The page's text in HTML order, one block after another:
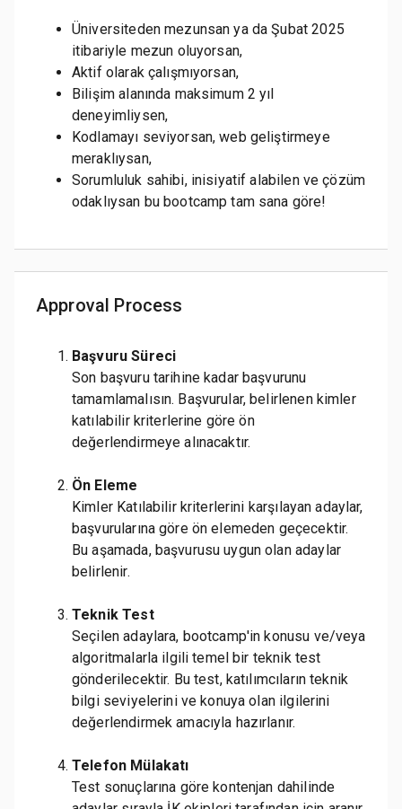
Üniversiteden mezunsan ya da Şubat 2025
itibariyle mezun oluyorsan,
Aktif olarak çalışmıyorsan,
Bilişim alanında maksimum 2 yıl
deneyimliysen,
Kodlamayı seviyorsan, web geliştirmeye
meraklıysan,
Sorumluluk sahibi, inisiyatif alabilen ve çözüm
odaklıysan bu bootcamp tam sana göre!
Approval Process
Başvuru Süreci
Son başvuru tarihine kadar başvurunu
tamamlamalısın. Başvurular, belirlenen kimler
katılabilir kriterlerine göre ön
değerlendirmeye alınacaktır.
Ön Eleme
Kimler Katılabilir kriterlerini karşılayan adaylar,
başvurularına göre ön elemeden geçecektir.
Bu aşamada, başvurusu uygun olan adaylar
belirlenir.
Teknik Test
Seçilen adaylara, bootcamp'in konusu ve/veya
algoritmalarla ilgili temel bir teknik test
gönderilecektir. Bu test, katılımcıların teknik
bilgi seviyelerini ve konuya olan ilgilerini
değerlendirmek amacıyla hazırlanır.
Telefon Mülakatı
Test sonuçlarına göre kontenjan dahilinde